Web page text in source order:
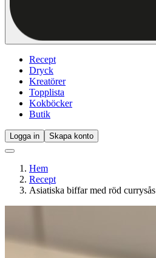
Recept
Dryck
Kreatörer
Topplista
Kokböcker
Butik
Logga in Skapa konto
Hem
Recept
Asiatiska biffar med röd currysås